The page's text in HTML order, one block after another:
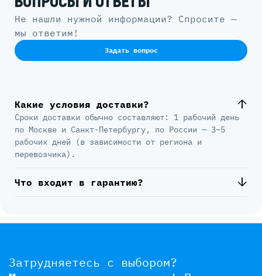
Не нашли нужной информации? Спросите —
мы ответим!
Задать вопрос
Какие условия доставки?
Сроки доставки обычно составляют: 1 рабочий день
по Москве и Санкт-Петербургу, по России — 3–5
рабочих дней (в зависимости от региона и
перевозчика).
Что входит в гарантию?
Затрудняетесь с выбором?